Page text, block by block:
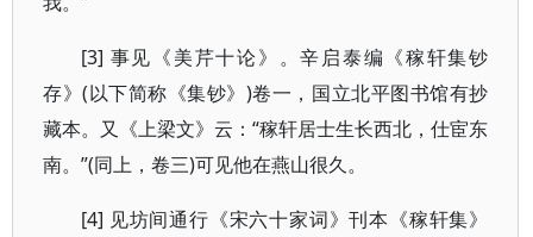
[3] 事见《美芹十论》。辛启泰编《稼轩集钞
存》(以下简称《集钞》)卷一，国立北平图书馆有抄
藏本。又《上梁文》云：“稼轩居士生长西北，仕宦东
南。”(同上，卷三)可见他在燕山很久。
[4] 见坊间通行《宋六十家词》刊本《稼轩集》